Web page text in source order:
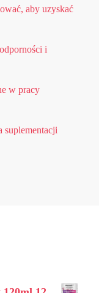
aby uzyskać
i
w pracy
suplementacji